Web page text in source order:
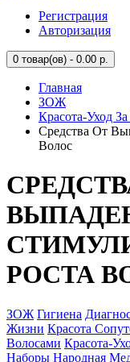
Регистрация
Авторизация
0 товар(ов) - 0.00 р.
Главная
ЗОЖ
Красота-Уход
Средства От
Волос
РОСТА
ЗОЖ Гигиена
Жизни Красота
Волосами Красота-
Наборы Народная